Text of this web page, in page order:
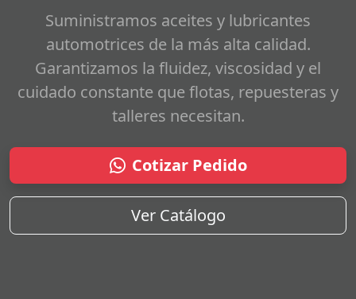
Suministramos aceites y lubricantes
automotrices de la más alta calidad.
Garantizamos la fluidez, viscosidad y el
cuidado constante que flotas, repuesteras y
talleres necesitan.
Cotizar Pedido
Ver Catálogo